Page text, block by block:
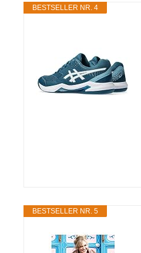
BESTSELLER NR. 4
BESTSELLER NR. 5